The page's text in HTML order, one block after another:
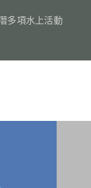
多項水上活動